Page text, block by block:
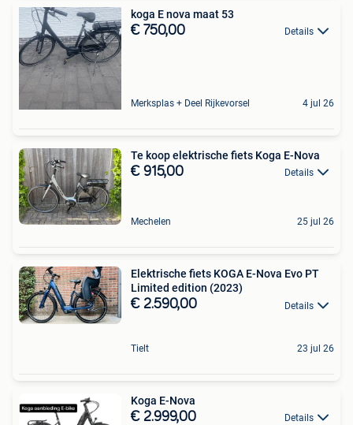
koga E nova maat 53
€ 750,00 Details
Merksplas + Deel Rijkevorsel 4 jul 26
Te koop elektrische fiets Koga E-Nova
€ 915,00 Details
Mechelen 25 jul 26
Elektrische fiets KOGA E-Nova Evo PT
Limited edition (2023)
€ 2.590,00 Details
Tielt 23 jul 26
Koga E-Nova
€ 2.999,00 Details